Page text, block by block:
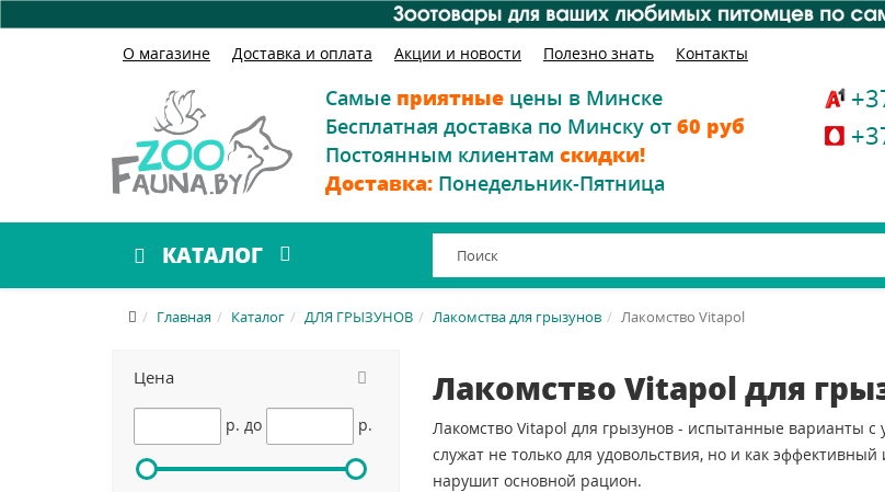
О магазине Доставка и оплата Акции и новости Полезно знать Контакты
Самые приятные цены в Минске
Бесплатная доставка по Минску от 60 руб
Постоянным клиентам скидки!
Доставка: Понедельник-Пятница
КАТАЛОГ
Главная Каталог ДЛЯ ГРЫЗУНОВ Лакомства для грызунов Лакомство Vitapol
Цена
p. до p.
Лакомство Vitapol для
Лакомство Vitapol для грызунов - испытанные варианты с
служат не только для удовольствия, но и как
нарушит основной рацион.